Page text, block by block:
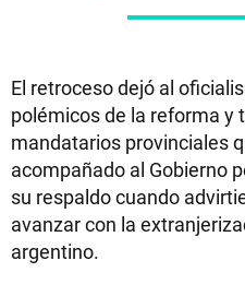
El retroceso dejó al
polémicos de la reforma y
mandatarios provinciales
acompañado al Gobierno
su respaldo cuando
avanzar con la
argentino.